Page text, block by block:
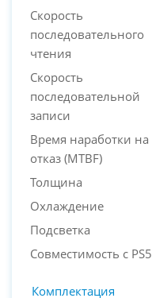
Скорость
последовательного
чтения
Скорость
последовательной
записи
Время наработки на
отказ (МТBF)
Толщина
Охлаждение
Подсветка
Совместимость с PS5
Комплектация